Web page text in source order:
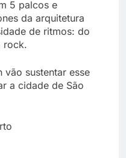
5 palcos e
da arquitetura
de ritmos: do
rock.
vão sustentar esse
a cidade de São